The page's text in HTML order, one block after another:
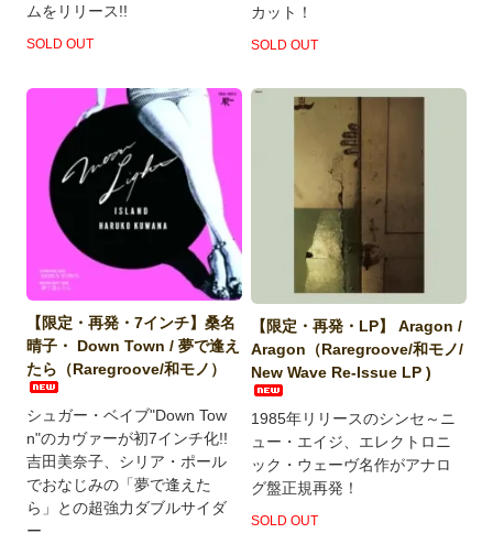
ムをリリース!!
SOLD OUT
カット！
SOLD OUT
【限定・再発・7インチ】桑名
晴子・ Down Town / 夢で逢え
たら（Raregroove/和モノ）
シュガー・ベイブ"Down Tow
n"のカヴァーが初7インチ化!!
吉田美奈子、シリア・ポール
でおなじみの「夢で逢えた
ら」との超強力ダブルサイダ
ー
【限定・再発・LP】 Aragon /
Aragon（Raregroove/和モノ/
New Wave Re-Issue LP )
1985年リリースのシンセ～ニ
ュー・エイジ、エレクトロニ
ック・ウェーヴ名作がアナロ
グ盤正規再発！
SOLD OUT